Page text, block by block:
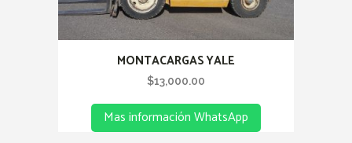
MONTACARGAS YALE
$13,000.00
Mas información WhatsApp